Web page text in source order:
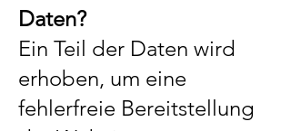
Daten?
Ein Teil der Daten wird
erhoben, um eine
fehlerfreie Bereitstellung